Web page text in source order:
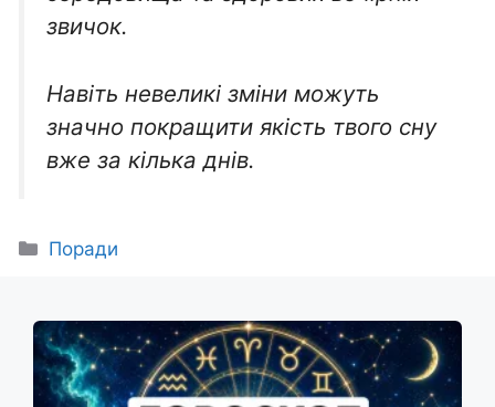
звичок.
Навіть невеликі зміни можуть
значно покращити якість твого сну
вже за кілька днів.
Категорії
Поради